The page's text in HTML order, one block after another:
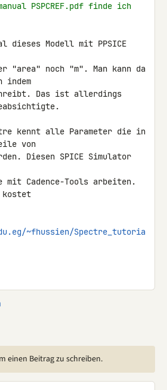
PSPCREF.pdf finde ich
dieses Modell mit PPSICE
"area" noch "m". Man kann da
indem
Das ist allerdings
kennt alle Parameter die in
von
Diesen SPICE Simulator
Cadence-Tools arbeiten.
kostet
~fhussien/Spectre_tutoria
einen Beitrag zu schreiben.